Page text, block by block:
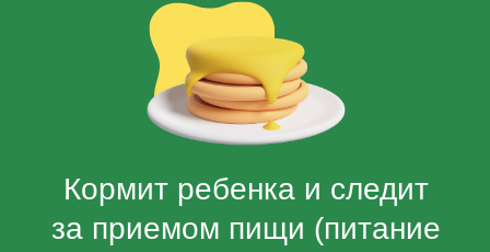
Следит за безопасностью
и соблюдением правил